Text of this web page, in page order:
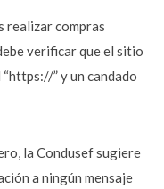
realizar compras
verificar que el sitio
” y un candado
la Condusef sugiere
a ningún mensaje